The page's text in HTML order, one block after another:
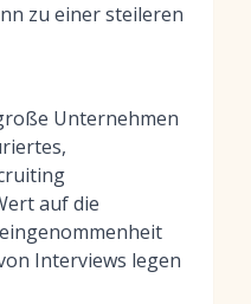
zu einer steileren
Unternehmen
auf die
Interviews legen